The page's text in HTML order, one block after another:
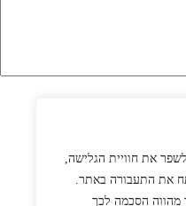
את חוויית הגלישה,
את התעבורה באתר.